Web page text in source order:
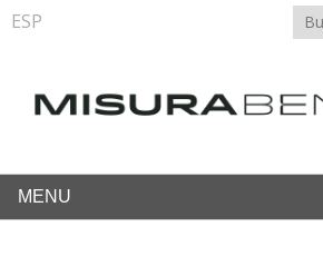
ESP
MENU